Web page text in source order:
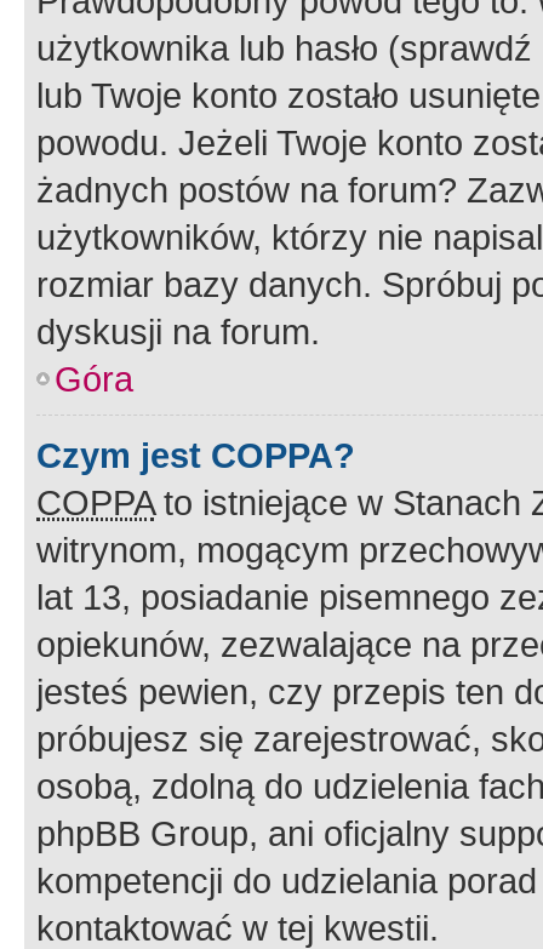
użytkownika lub hasło
lub Twoje konto zostało
powodu. Jeżeli Twoje konto
żadnych postów na forum?
użytkowników, którzy nie
rozmiar bazy danych. Spróbuj
dyskusji na forum.
Góra
Czym jest COPPA?
COPPAto istniejące w Stanach
witrynom, mogącym
lat 13, posiadanie pisemnego
opiekunów, zezwalające na
jesteś pewien, czy przepis ten
próbujesz się zarejestrować,
osobą, zdolną do udzielenia
phpBB Group, ani oficjalny
kompetencji do udzielania
kontaktować w tej kwestii.